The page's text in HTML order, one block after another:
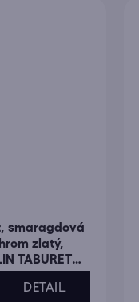
smaragdová
zlatý,
TABURET
DETAIL